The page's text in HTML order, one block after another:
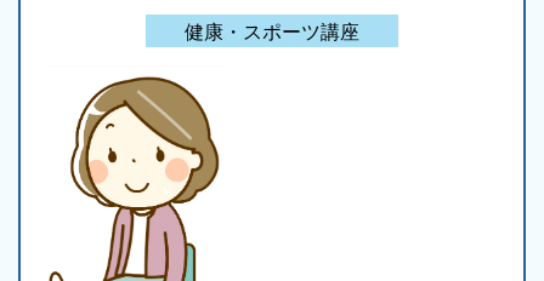
健康・スポーツ講座